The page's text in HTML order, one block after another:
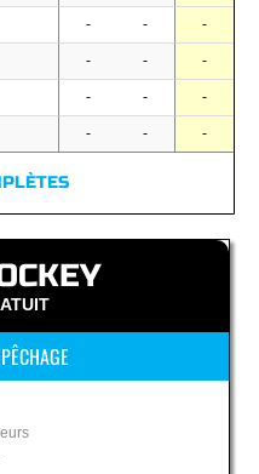
- - -
- - -
- - -
- - -